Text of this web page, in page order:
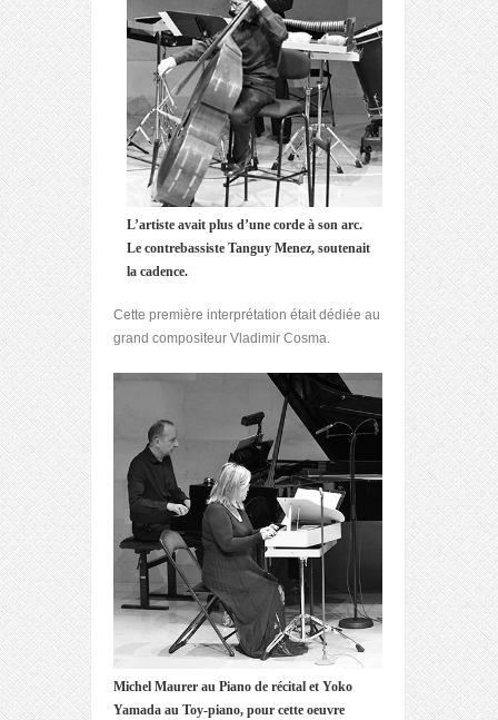
L’artiste avait plus d’une corde à son arc.
Le contrebassiste Tanguy Menez, soutenait
la cadence.
Cette première interprétation était dédiée au
grand compositeur Vladimir Cosma.
Michel Maurer au Piano de récital et Yoko
Yamada au Toy-piano, pour cette oeuvre